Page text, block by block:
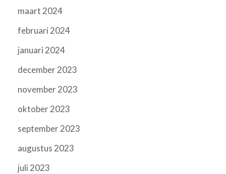
maart 2024
februari 2024
januari 2024
december 2023
november 2023
oktober 2023
september 2023
augustus 2023
juli 2023